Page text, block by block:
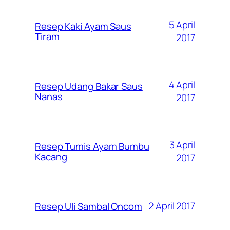
Resep Kaki Ayam Saus
Tiram
5 April
2017
Resep Udang Bakar Saus
Nanas
4 April
2017
Resep Tumis Ayam Bumbu
Kacang
3 April
2017
Resep Uli Sambal Oncom 2 April 2017